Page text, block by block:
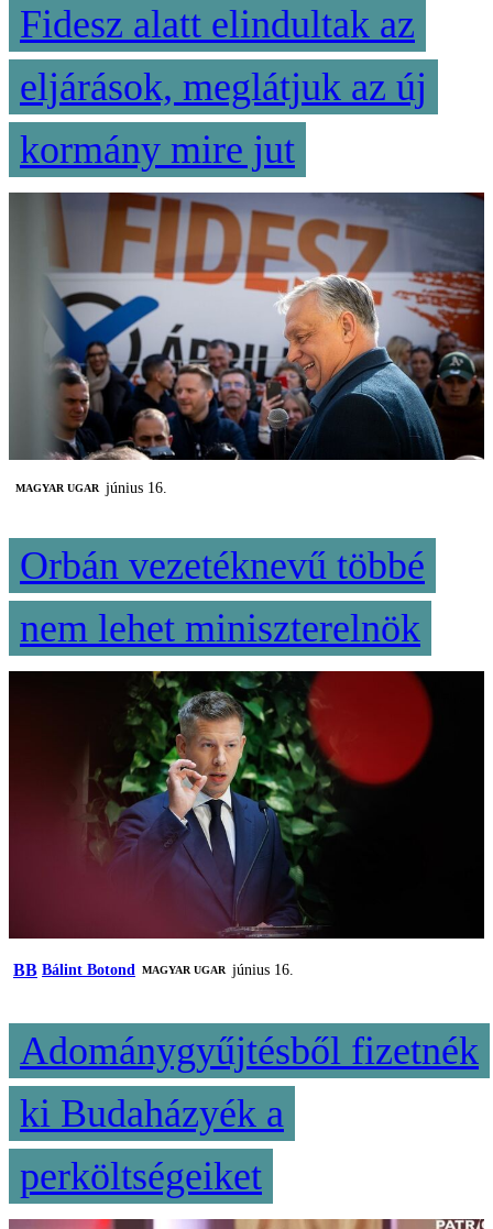
Fidesz alatt elindultak az
eljárások, meglátjuk az új
kormány mire jut
MAGYAR UGAR június 16.
Orbán vezetéknevű többé
nem lehet miniszterelnök
BB Bálint Botond MAGYAR UGAR június 16.
Adománygyűjtésből fizetnék
ki Budaházyék a
perköltségeiket